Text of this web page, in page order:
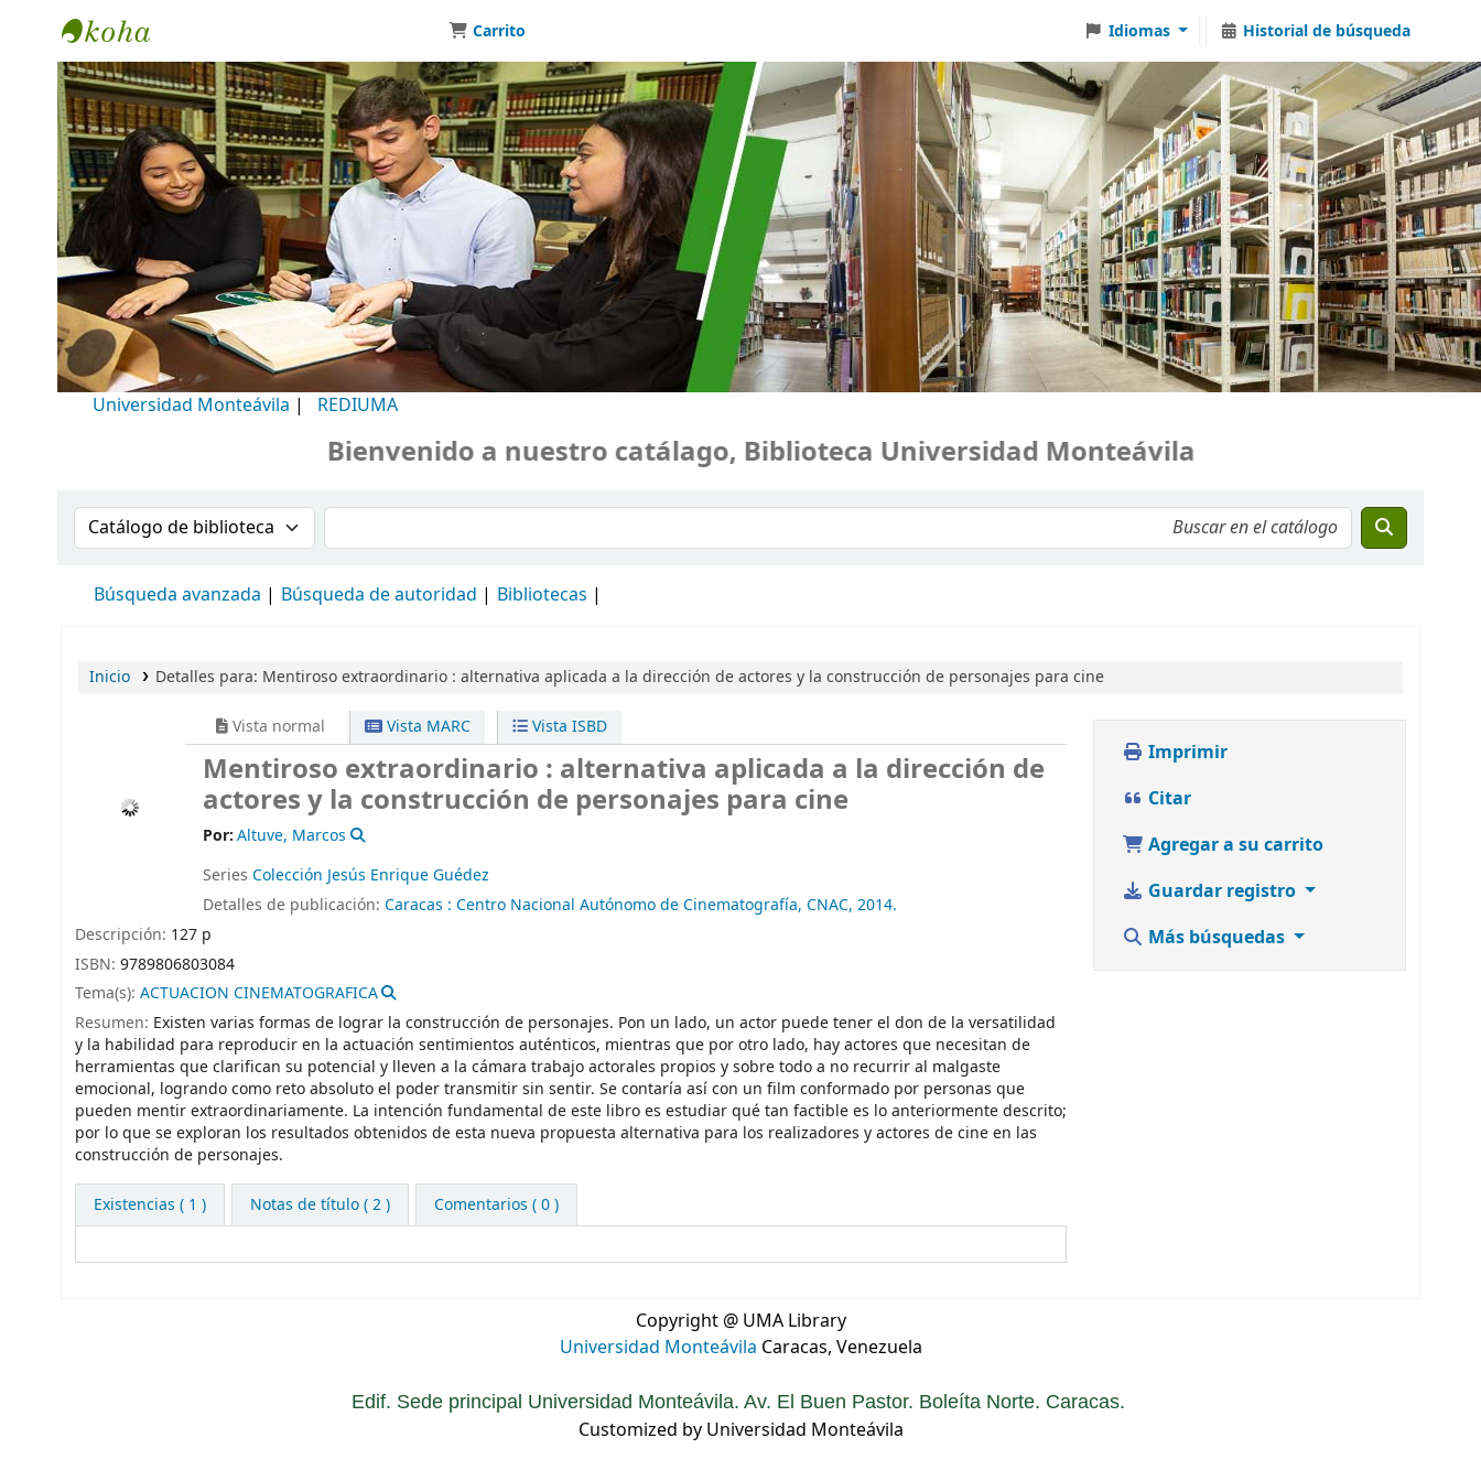
Biblioteca Universidad Monteávila
Carrito Idiomas Historial de búsqueda
Universidad Monteávila | REDIUMA
Bienvenido a nuestro catálago, Biblioteca Universidad Monteávila
Buscar en el catálogo por:Buscar en el catálogo
Búsqueda avanzada Búsqueda de autoridad Bibliotecas
Inicio Detalles para: Mentiroso extraordinario : alternativa aplicada a la dirección de actores y la construcción de personajes para cine
Vista normal Vista MARC Vista ISBD
Mentiroso extraordinario : alternativa aplicada a la dirección de
actores y la construcción de personajes para cine
Por:Altuve, Marcos
Series Colección Jesús Enrique Guédez
Detalles de publicación: Caracas : Centro Nacional Autónomo de Cinematografía, CNAC, 2014.
Descripción: 127 p
ISBN: 9789806803084
Tema(s): ACTUACION CINEMATOGRAFICA
Resumen: Existen varias formas de lograr la construcción de personajes. Pon un lado, un actor puede tener el don de la versatilidad
y la habilidad para reproducir en la actuación sentimientos auténticos, mientras que por otro lado, hay actores que necesitan de
herramientas que clarifican su potencial y lleven a la cámara trabajo actorales propios y sobre todo a no recurrir al malgaste
emocional, logrando como reto absoluto el poder transmitir sin sentir. Se contaría así con un film conformado por personas que
pueden mentir extraordinariamente. La intención fundamental de este libro es estudiar qué tan factible es lo anteriormente descrito;
por lo que se exploran los resultados obtenidos de esta nueva propuesta alternativa para los realizadores y actores de cine en las
construcción de personajes.
Existencias ( 1 ) Notas de título ( 2 ) Comentarios ( 0 )
Imprimir
Citar
Agregar a su carrito
Guardar registro
Más búsquedas
Copyright @ UMA Library
Universidad Monteávila Caracas, Venezuela
Edif. Sede principal Universidad Monteávila. Av. El Buen Pastor. Boleíta Norte. Caracas.
Customized by Universidad Monteávila